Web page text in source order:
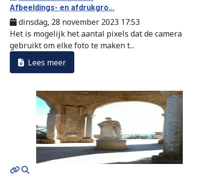
Afbeeldings- en afdrukgro...
dinsdag, 28 november 2023 17:53
Het is mogelijk het aantal pixels dat de camera
gebruikt om elke foto te maken t...
Lees meer
MOD_JTCS_VIEW_ARTICLE_LINK